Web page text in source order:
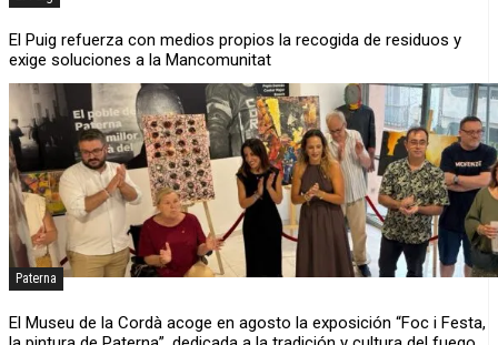
El Puig refuerza con medios propios la recogida de residuos y
exige soluciones a la Mancomunitat
Paterna
El Museu de la Cordà acoge en agosto la exposición “Foc i Festa,